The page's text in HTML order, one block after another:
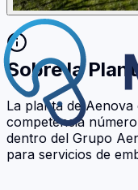
Sobre la
La planta de
competencia
dentro del Grupo
para servicios de